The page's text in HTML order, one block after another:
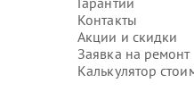
Контакты
Акции и скидки
Заявка на ремонт
Калькулятор